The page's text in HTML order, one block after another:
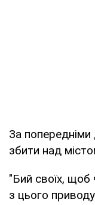
За
збити над
"Бий своїх, щоб
з цього